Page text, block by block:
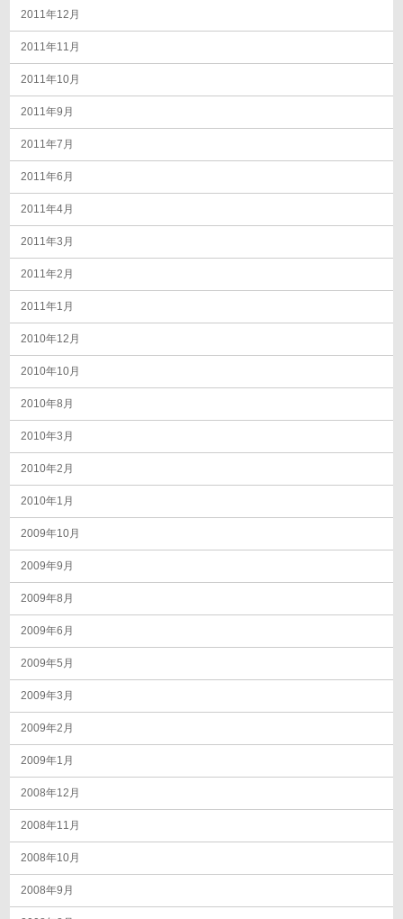
2011年12月
2011年11月
2011年10月
2011年9月
2011年7月
2011年6月
2011年4月
2011年3月
2011年2月
2011年1月
2010年12月
2010年10月
2010年8月
2010年3月
2010年2月
2010年1月
2009年10月
2009年9月
2009年8月
2009年6月
2009年5月
2009年3月
2009年2月
2009年1月
2008年12月
2008年11月
2008年10月
2008年9月